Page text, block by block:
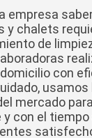
empresa
y chalets
de
con
mercado
con el tiempo